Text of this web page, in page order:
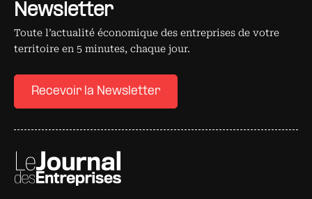
Newsletter
Toute l’actualité économique des entreprises de votre
territoire en 5 minutes, chaque jour.
Recevoir la Newsletter